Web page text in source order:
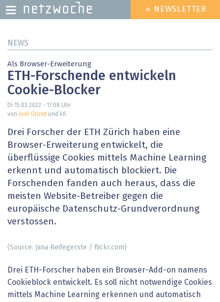
zum
HEADER
MENU
» NEWSLETTER
NEWS
Als Browser-Erweiterung
ETH-Forschende entwickeln
Cookie-Blocker
Di 15.03.2022 - 17:08 Uhr
von
Joël Orizet und kfi
Drei Forscher der ETH Zürich haben eine
Browser-Erweiterung entwickelt, die
überflüssige Cookies mittels Machine Learning
erkennt und automatisch blockiert. Die
Forschenden fanden auch heraus, dass die
meisten Website-Betreiber gegen die
europäische Datenschutz-Grundverordnung
verstossen.
(Source: Jana Reifegerste / flickr.com)
Drei ETH-Forscher haben ein Browser-Add-on namens
Cookieblock entwickelt. Es soll nicht notwendige Cookies
mittels Machine Learning erkennen und automatisch